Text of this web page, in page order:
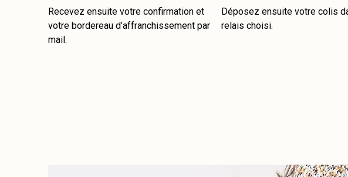
Recevez ensuite votre confirmation et
votre bordereau d’affranchissement par
mail.
Déposez ensuite votre colis
relais choisi.